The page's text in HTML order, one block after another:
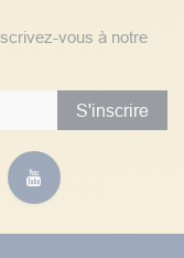
vous à notre
S'inscrire